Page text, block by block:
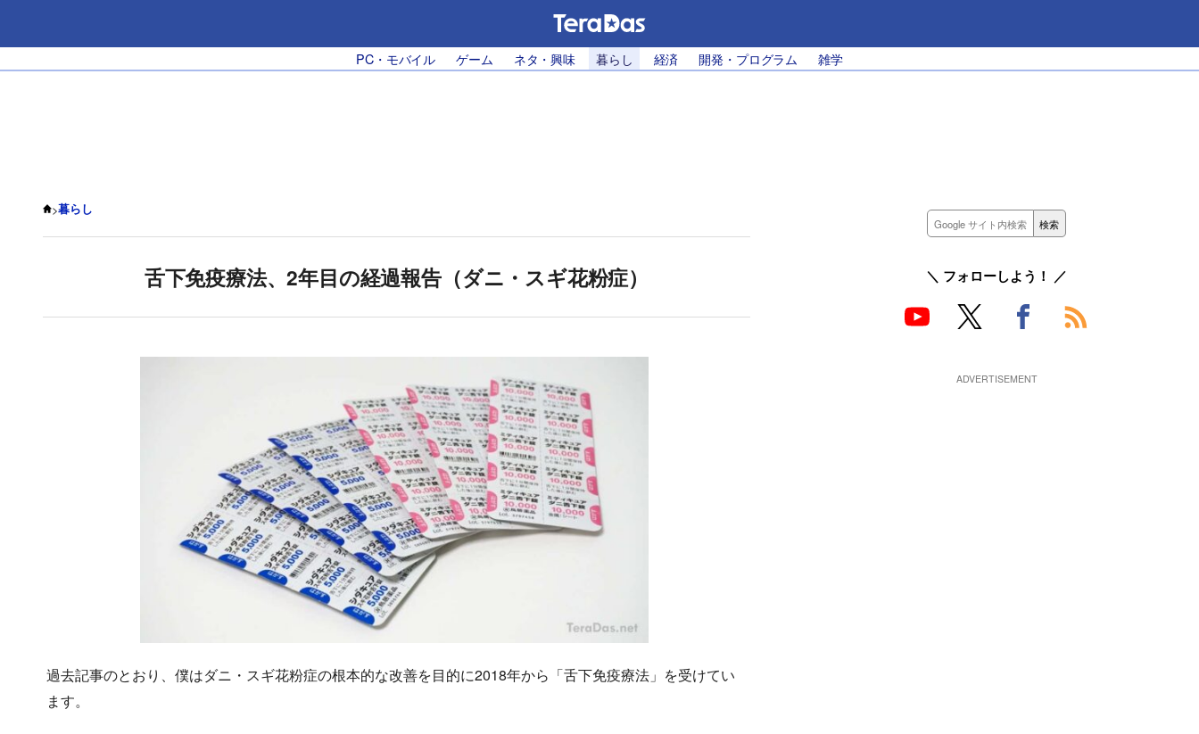
PC・モバイル ゲーム ネタ・興味 暮らし 経済 開発・プログラム 雑学
>暮らし
舌下免疫療法、2年目の経過報告（ダニ・スギ花粉症）
過去記事のとおり、僕はダニ・スギ花粉症の根本的な改善を目的に2018年から「舌下免疫療法」を受けてい
ます。
＼ フォローしよう！ ／